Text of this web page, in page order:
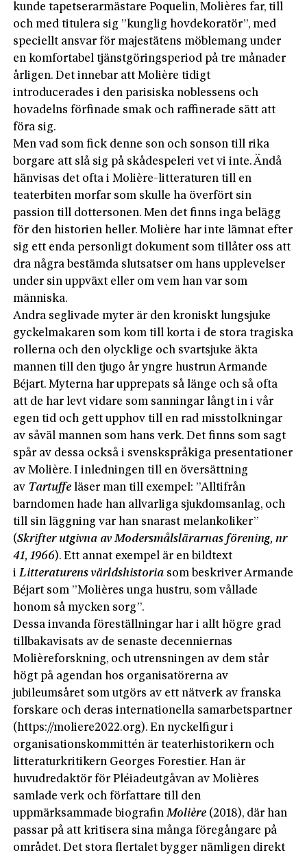
kunde tapetserarmästare Poquelin, Molières far, till
och med titulera sig ”kunglig hov­dekoratör”, med
speciellt ansvar för majestätens möblemang under
en komfortabel tjänstgöringsperiod på tre månader
årligen. Det innebar att Molière tidigt
introducerades i den parisiska noblessens och
hovadelns förfinade smak och raffinerade sätt att
föra sig.
Men vad som fick denne son och sonson till rika
borgare att slå sig på skådespeleri vet vi inte. Ändå
hänvisas det ofta i Molière-­litteraturen till en
teaterbiten morfar som skulle ha överfört sin
passion till dottersonen. Men det finns inga belägg
för den historien heller. Molière har inte lämnat efter
sig ett enda personligt dokument som tillåter oss att
dra några bestämda slutsatser om hans upplevelser
under sin uppväxt eller om vem han var som
människa.
Andra seglivade myter är den kroniskt lungsjuke
gyckelmakaren som kom till korta i de stora tragiska
rollerna och den olycklige och svartsjuke äkta
mannen till den tjugo år yngre hustrun Armande
Béjart. Myterna har upprepats så länge och så ofta
att de har levt vidare som sanningar långt in i vår
egen tid och gett upphov till en rad misstolkningar
av såväl mannen som hans verk. Det finns som sagt
spår av dessa också i svenskspråkiga presentationer
av Molière. I inledningen till en översättning
av Tartuffe läser man till exempel: ”Alltifrån
barndomen hade han allvarliga sjukdomsanlag, och
till sin läggning var han snarast melankoliker”
(Skrifter utgivna av Modersmålslärarnas förening, nr
41, 1966). Ett annat exempel är en bildtext
iLitteraturens världshistoria som beskriver Armande
Béjart som ”Molières unga hustru, som vållade
honom så mycken sorg”.
Dessa invanda föreställningar har i allt högre grad
tillbakavisats av de senaste decenniernas
Molièreforskning, och utrensningen av dem står
högt på agendan hos organisatörerna av
jubileumsåret som utgörs av ett nätverk av franska
forskare och deras internationella samarbetspartner
(https://moliere2022.org). En nyckelfigur i
organisationskommittén är teaterhistorikern och
litteraturkritikern Georges Forestier. Han är
huvudredaktör för Pléiade­utgåvan av Molières
samlade verk och författare till den
uppmärksammade biografinMolière (2018), där han
passar på att kritisera sina många föregångare på
området. Det stora flertalet bygger nämligen direkt